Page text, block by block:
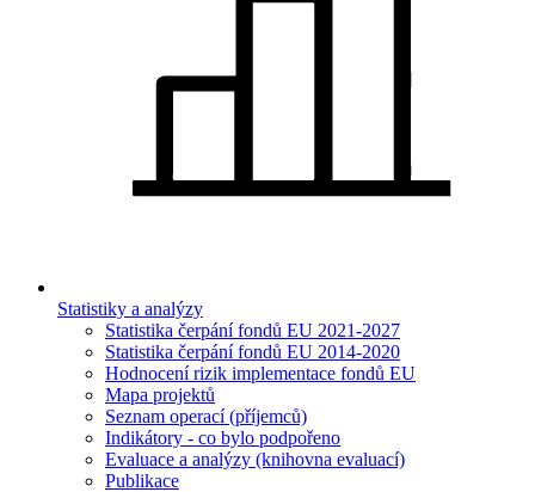
Statistiky a analýzy
Statistika čerpání fondů EU 2021-2027
Statistika čerpání fondů EU 2014-2020
Hodnocení rizik implementace fondů EU
Mapa projektů
Seznam operací (příjemců)
Indikátory - co bylo podpořeno
Evaluace a analýzy (knihovna evaluací)
Publikace